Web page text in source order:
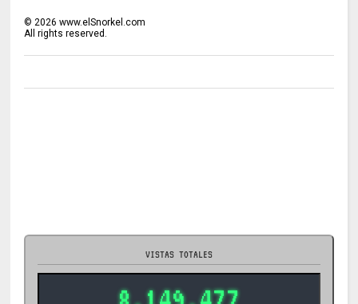
© 2026 www.elSnorkel.com
All rights reserved.
VISTAS TOTALES